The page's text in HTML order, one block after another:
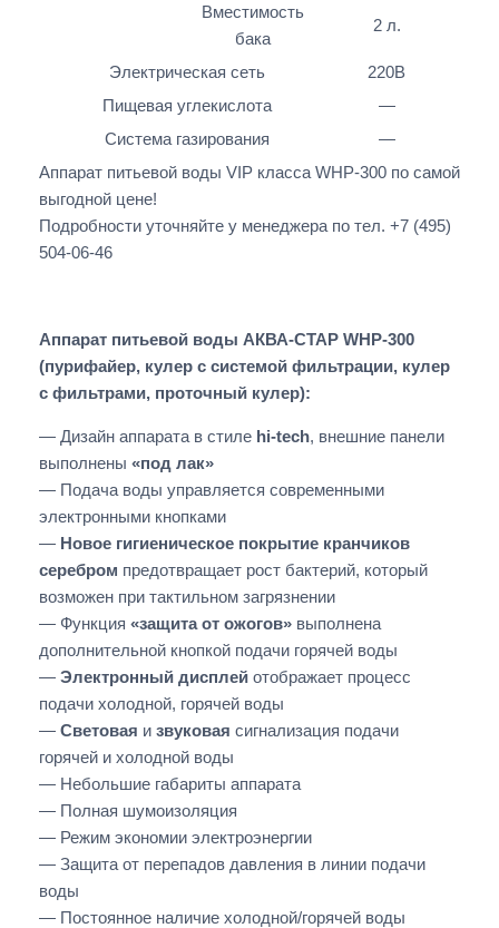
Вместимость
бака
2 л.
Электрическая сеть
220В
Пищевая углекислота
—
Система газирования
—
Аппарат питьевой воды VIP класса WHP-300 по самой
выгодной цене!
Подробности уточняйте у менеджера по тел. +7 (495)
504-06-46
Аппарат питьевой воды АКВА-СТАР WHP-300
(пурифайер, кулер с системой фильтрации, кулер
с фильтрами, проточный кулер):
— Дизайн аппарата в стиле hi-tech, внешние панели
выполнены «под лак»
— Подача воды управляется современными
электронными кнопками
— Новое гигиеническое покрытие кранчиков
серебром предотвращает рост бактерий, который
возможен при тактильном загрязнении
— Функция «защита от ожогов» выполнена
дополнительной кнопкой подачи горячей воды
— Электронный дисплей отображает процесс
подачи холодной, горячей воды
— Световая и звуковая сигнализация подачи
горячей и холодной воды
— Небольшие габариты аппарата
— Полная шумоизоляция
— Режим экономии электроэнергии
— Защита от перепадов давления в линии подачи
воды
— Постоянное наличие холодной/горячей воды